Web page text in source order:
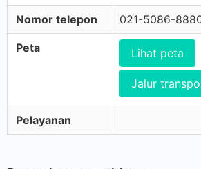
Nomor telepon 021-5086-
Peta Lihat peta
Jalur
Pelayanan